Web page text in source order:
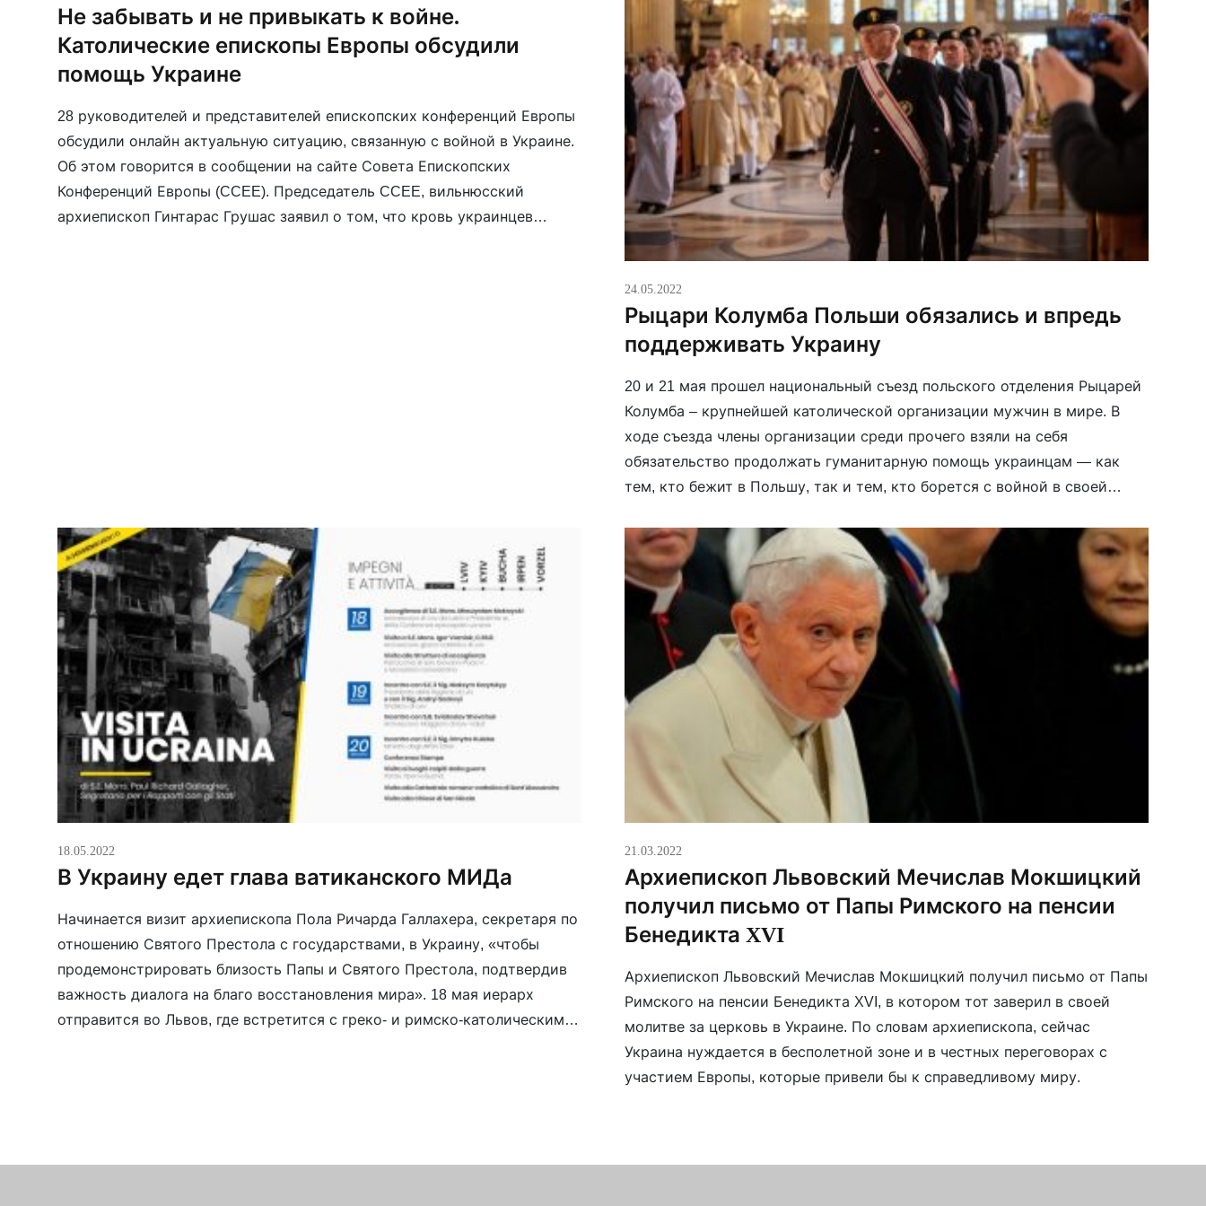
Не забывать и не привыкать к войне.
Католические епископы Европы обсудили
помощь Украине
28 руководителей и представителей епископских конференций Европы
обсудили онлайн актуальную ситуацию, связанную с войной в Украине.
Об этом говорится в сообщении на сайте Совета Епископских
Конференций Европы (CCEE). Председатель CCEE, вильнюсский
архиепископ Гинтарас Грушас заявил о том, что кровь украинцев
24.05.2022
Рыцари Колумба Польши обязались и впредь
поддерживать Украину
20 и 21 мая прошел национальный съезд польского отделения Рыцарей
Колумба – крупнейшей католической организации мужчин в мире. В
ходе съезда члены организации среди прочего взяли на себя
обязательство продолжать гуманитарную помощь украинцам — как
тем, кто бежит в Польшу, так и тем, кто борется с войной в своей
18.05.2022
В Украину едет глава ватиканского МИДа
Начинается визит архиепископа Пола Ричарда Галлахера, секретаря по
отношению Святого Престола с государствами, в Украину, «чтобы
продемонстрировать близость Папы и Святого Престола, подтвердив
важность диалога на благо восстановления мира». 18 мая иерарх
отправится во Львов, где встретится с греко- и римско-католическими
21.03.2022
Архиепископ Львовский Мечислав Мокшицкий
получил письмо от Папы Римского на пенсии
Бенедикта XVI
Архиепископ Львовский Мечислав Мокшицкий получил письмо от Папы
Римского на пенсии Бенедикта XVI, в котором тот заверил в своей
молитве за церковь в Украине. По словам архиепископа, сейчас
Украина нуждается в бесполетной зоне и в честных переговорах с
участием Европы, которые привели бы к справедливому миру.